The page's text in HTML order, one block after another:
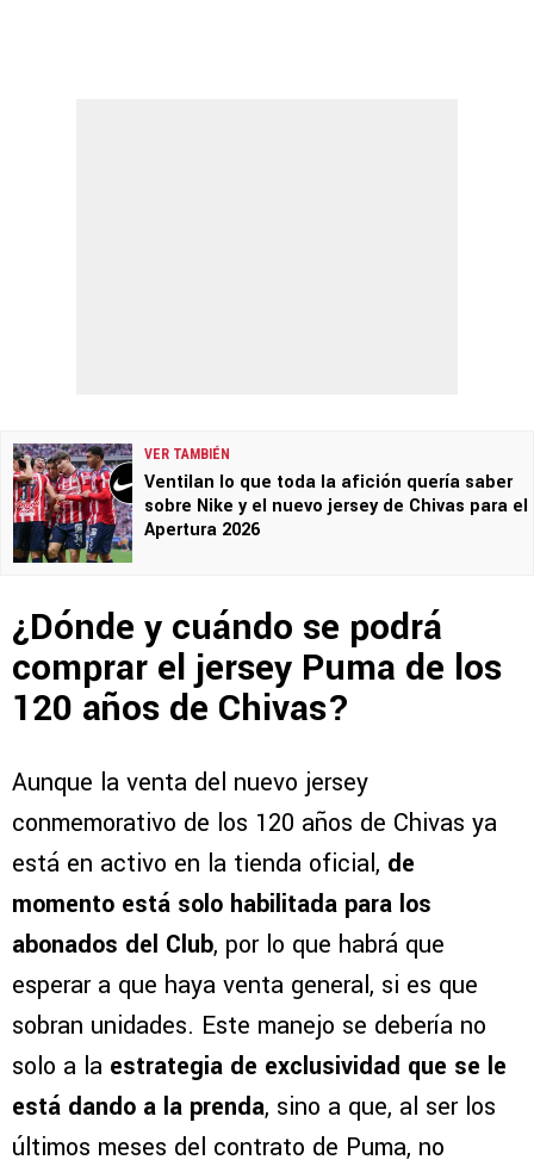
VER TAMBIÉN
Ventilan lo que toda la afición quería saber
sobre Nike y el nuevo jersey de Chivas para el
Apertura 2026
¿Dónde y cuándo se podrá
comprar el jersey Puma de los
120 años de Chivas?
Aunque la venta del nuevo jersey
conmemorativo de los 120 años de Chivas ya
está en activo en la tienda oficial, de
momento está solo habilitada para los
abonados del Club, por lo que habrá que
esperar a que haya venta general, si es que
sobran unidades. Este manejo se debería no
solo a la estrategia de exclusividad que se le
está dando a la prenda, sino a que, al ser los
últimos meses del contrato de Puma, no